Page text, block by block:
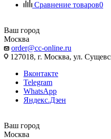
Сравнение товаров0
Ваш город
Москва
order@cc-online.ru
127018, г. Москва, ул.
Вконтакте
Telegram
WhatsApp
Яндекс.Дзен
Ваш город
Москва